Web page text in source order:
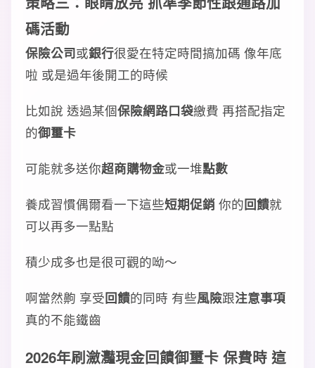
碼活動
保險公司或銀行很愛在特定時間搞加碼 像年底
啦 或是過年後開工的時候
比如說 透過某個保險網路口袋繳費 再搭配指定
的御璽卡
可能就多送你超商購物金或一堆點數
養成習慣偶爾看一下這些短期促銷 你的回饋就
可以再多一點點
積少成多也是很可觀的呦～
啊當然齁 享受回饋的同時 有些風險跟注意事項
真的不能鐵齒
2026年刷瀲灩現金回饋御璽卡 保費時 這